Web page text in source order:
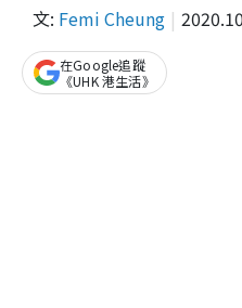
文: Femi Cheung
在Google追蹤
《UHK 港生活》